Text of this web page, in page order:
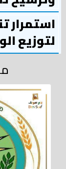
استمرار
لتوزيع